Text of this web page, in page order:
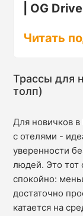
| OG Drive
Читать
Трассы для
толп)
Для новичков
с отелями -
уверенности
людей. Это тот
спокойно:
достаточно
катается на